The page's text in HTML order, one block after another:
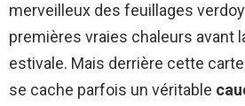
merveilleux des feuillages
premières vraies chaleurs avant
estivale. Mais derrière cette
se cache parfois un véritable